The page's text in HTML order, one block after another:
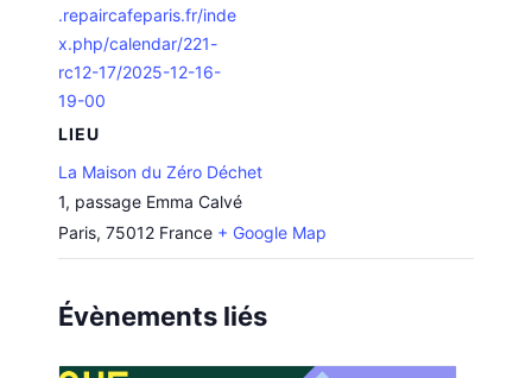
.repaircafeparis.fr/inde
x.php/calendar/221-
rc12-17/2025-12-16-
19-00
LIEU
La Maison du Zéro Déchet
1, passage Emma Calvé
Paris, 75012 France + Google Map
Évènements liés